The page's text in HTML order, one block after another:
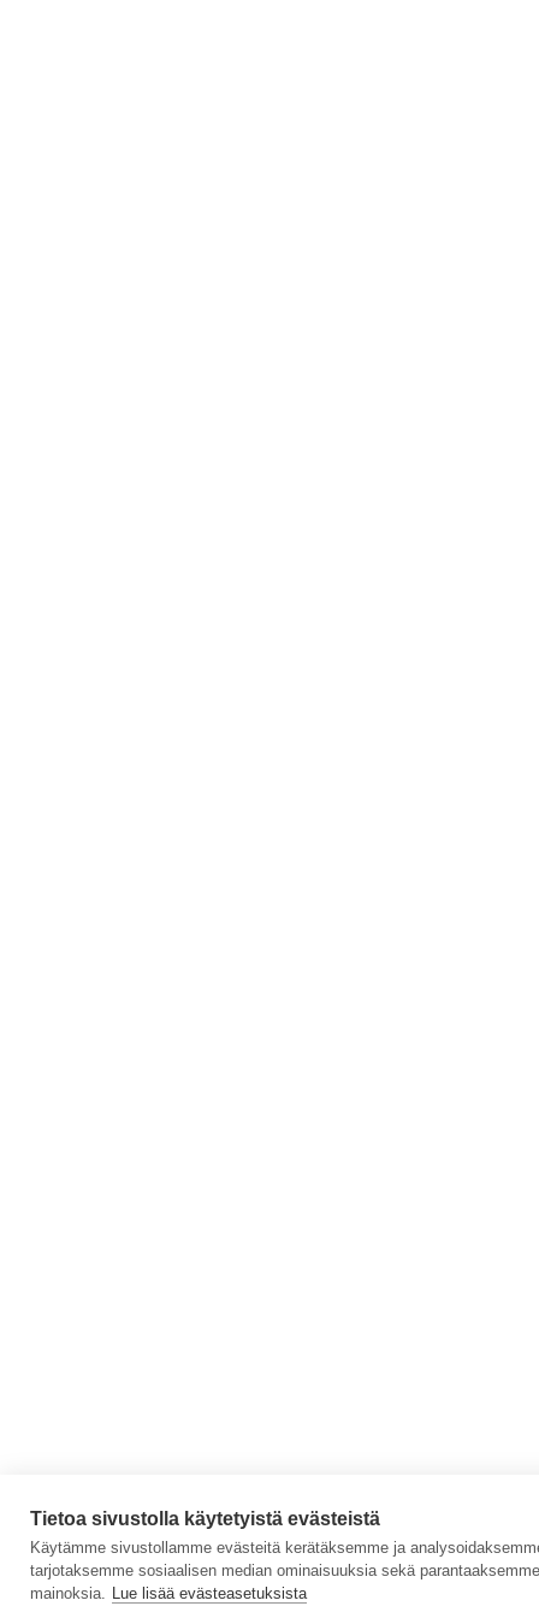
Tietoa sivustolla käytetyistä evästeistä
Käytämme sivustollamme evästeitä kerätäksemme ja
tarjotaksemme sosiaalisen median ominaisuuksia sekä
mainoksia. Lue lisää evästeasetuksista